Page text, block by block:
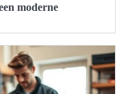
moderne